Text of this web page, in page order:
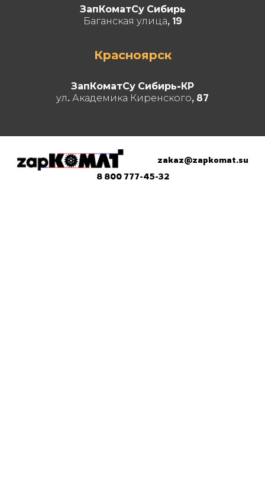
ЗапКоматСу Сибирь
Баганская улица, 19
Красноярск
ЗапКоматСу Сибирь-КР
ул. Академика Киренского, 87
zakaz@zapkomat.su
8 800 777-45-32